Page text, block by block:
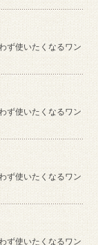
ず使いたくなるワン
ず使いたくなるワン
ず使いたくなるワン
ず使いたくなるワン